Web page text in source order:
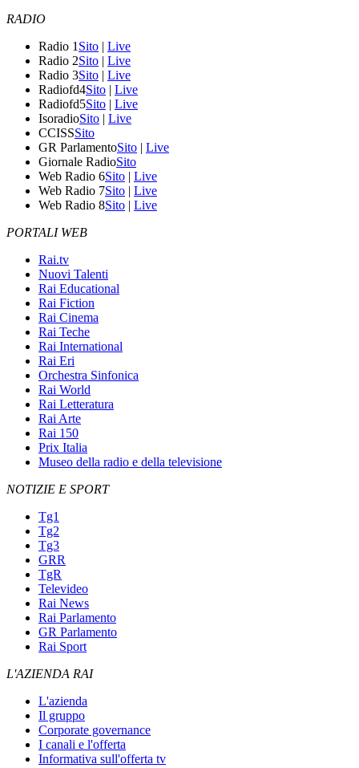
RADIO
Radio 1 Sito | Live
Radio 2Sito | Live
Radio 3Sito | Live
Radiofd4Sito | Live
Radiofd5Sito | Live
IsoradioSito | Live
CCISSSito
GR ParlamentoSito | Live
Giornale RadioSito
Web Radio 6Sito | Live
Web Radio 7Sito | Live
Web Radio 8Sito | Live
PORTALI WEB
Rai.tv
Nuovi Talenti
Rai Educational
Rai Fiction
Rai Cinema
Rai Teche
Rai International
Rai Eri
Orchestra Sinfonica
Rai World
Rai Letteratura
Rai Arte
Rai 150
Prix Italia
Museo della radio e della televisione
NOTIZIE E SPORT
Tg1
Tg2
Tg3
GRR
TgR
Televideo
Rai News
Rai Parlamento
GR Parlamento
Rai Sport
L'AZIENDA RAI
L'azienda
Il gruppo
Corporate governance
I canali e l'offerta
Informativa sull'offerta tv